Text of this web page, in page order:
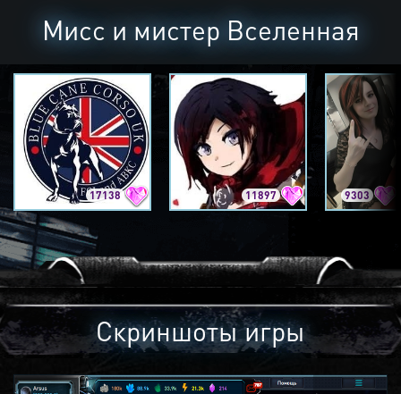
Мисс и мистер Вселенная
17138 11897 9303
Скриншоты игры